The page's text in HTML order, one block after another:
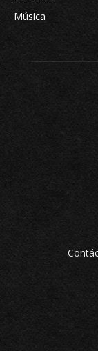
Música